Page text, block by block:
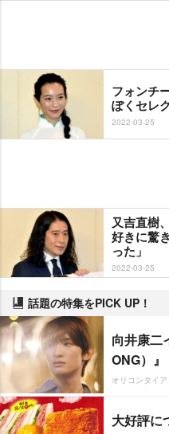
フォンチ
ぽくセレ
2022-03-25
又吉直樹
好きに驚
った」
2022-03-25
話題の特集をPICK UP！
向井康二
ONG）』
オリコンタイ
大好評に